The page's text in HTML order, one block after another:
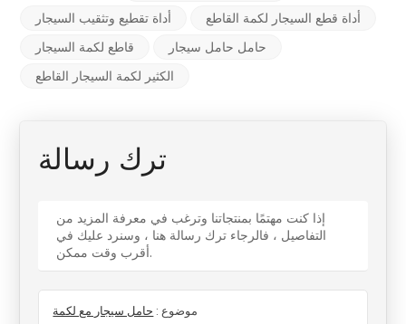
أداة تقطيع وتثقيب السيجار
أداة قطع السيجار لكمة القاطع
قاطع لكمة السيجار
حامل حامل سيجار
الكثير لكمة السيجار القاطع
ترك رسالة
إذا كنت مهتمًا بمنتجاتنا وترغب في معرفة المزيد من
التفاصيل ، فالرجاء ترك رسالة هنا ، وسنرد عليك في
أقرب وقت ممكن.
موضوع : حامل سيجار مع لكمة